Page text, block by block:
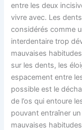
entre les deux
vivre avec. Les
considérés comme
interdentaire trop
mauvaises
sur les dents, les
espacement entre
possible est le
de l’os qui entoure
pouvant entraîner
mauvaises